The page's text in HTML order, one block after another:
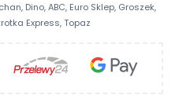
Dino, ABC, Euro Sklep, Groszek,
Express, Topaz